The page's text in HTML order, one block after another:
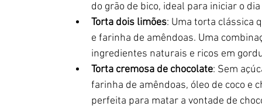
do grão de bico, ideal para iniciar o
Torta dois limões: Uma torta clássica
e farinha de amêndoas. Uma
ingredientes naturais e ricos em
Torta cremosa de chocolate: Sem
farinha de amêndoas, óleo de coco e
perfeita para matar a vontade de